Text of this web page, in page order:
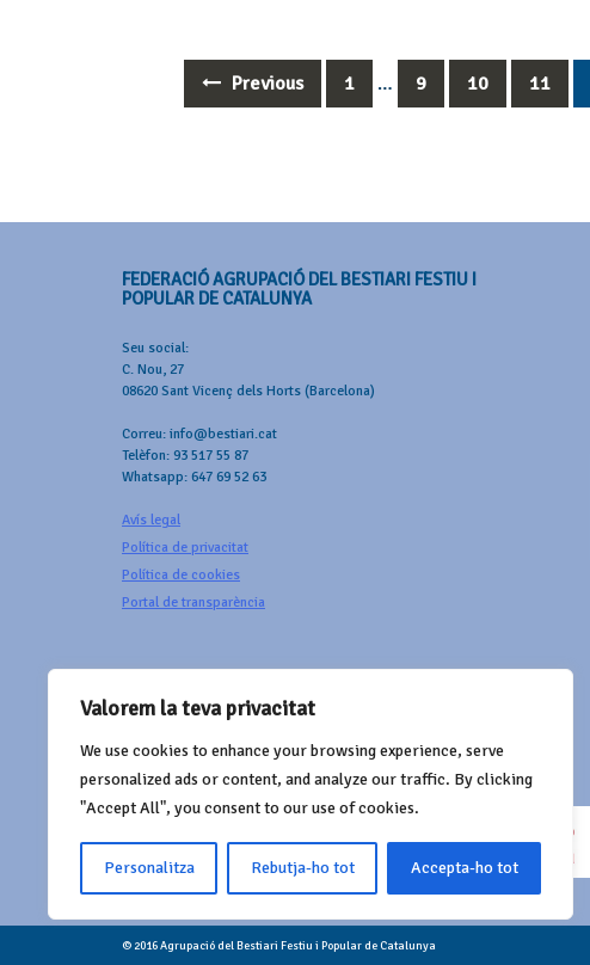
Valorem la teva privacitat
We use cookies to enhance your browsing experience, serve
personalized ads or content, and analyze our traffic. By clicking
"Accept All", you consent to our use of cookies.
Personalitza Rebutja-ho tot Accepta-ho tot
Posts
Previous 1 … 9 10 11
FEDERACIÓ AGRUPACIÓ DEL BESTIARI FESTIU I
POPULAR DE CATALUNYA
Seu social:
C. Nou, 27
08620 Sant Vicenç dels Horts (Barcelona)
Correu: info@bestiari.cat
Telèfon: 93 517 55 87
Whatsapp: 647 69 52 63
Avís legal
Política de privacitat
Política de cookies
Portal de transparència
© 2016 Agrupació del Bestiari Festiu i Popular de Catalunya